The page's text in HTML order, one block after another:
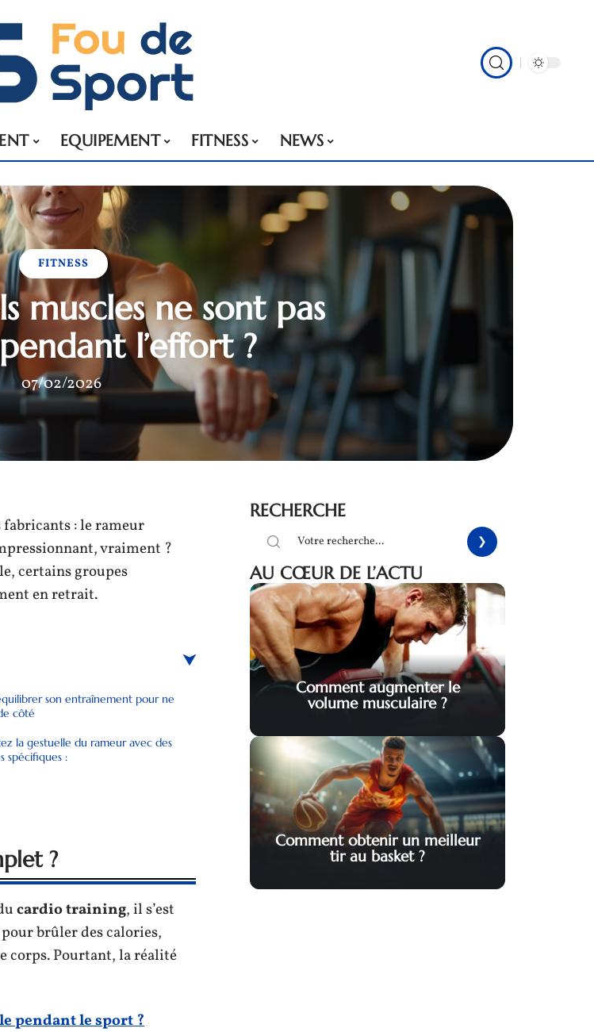
EQUIPEMENT FITNESS NEWS
FITNESS
muscles ne sont pas
l’effort ?
07/02/2026
fabricants : le rameur
vraiment ?
certains groupes
en retrait.
son entraînement pour ne
côté
la gestuelle du rameur avec des
spécifiques :
?
cardio training, il s’est
brûler des calories,
corps. Pourtant, la réalité
pendant le sport ?
RECHERCHE
AU CŒUR DE L’ACTU
Comment augmenter le
volume musculaire ?
Comment obtenir un meilleur
tir au basket ?